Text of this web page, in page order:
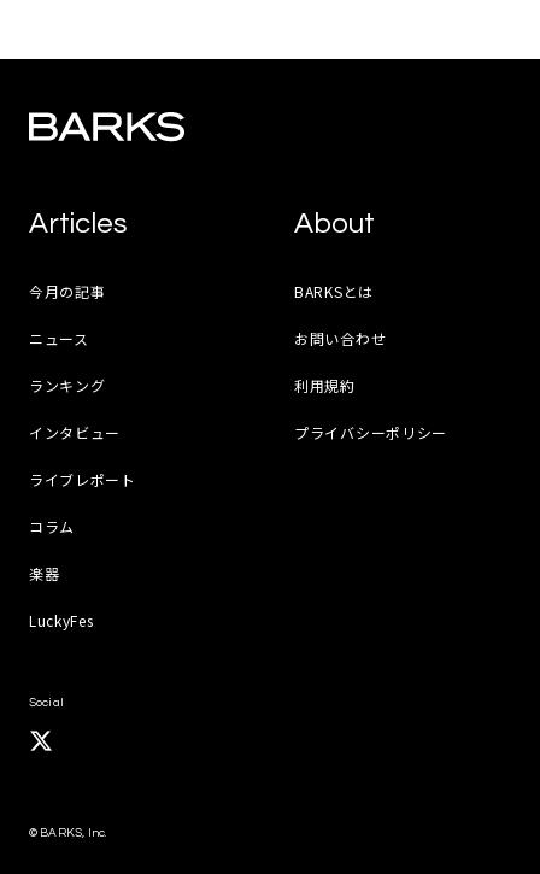
Articles
今月の記事
ニュース
ランキング
インタビュー
ライブレポート
コラム
楽器
LuckyFes
About
BARKSとは
お問い合わせ
利用規約
プライバシーポリシー
Social
© BARKS, Inc.